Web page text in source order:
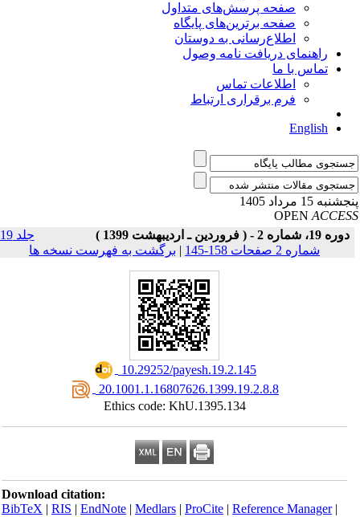
صفحه پرسش‌های متداول
صفحه برترین‌های پایگاه
اطلاع‌رسانی به دوستان
راهنمای دریافت نامه وصول
تماس با ما
اطلاعات تماس
فرم برقراری ارتباط
English
15 مرداد 1405
OPEN
دوره 19، شماره 2 - ( فروردین ـ اردیبهشت 1399 )
جلد 19
شماره 2 صفحات 158-145
| برگشت به فهرست نسخه ها
‎ 10.29252/payesh.19.2.145
‎ 20.1001.1.16807626.1399.19.2.8.8
Ethics code: KhU.1395.134
Download citation:
BibTeX|RIS|EndNote|Medlars|ProCite|Reference Manager